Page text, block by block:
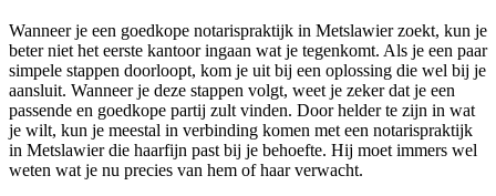
Wanneer je een goedkope notarispraktijk in Metslawier zoekt, kun je
beter niet het eerste kantoor ingaan wat je tegenkomt. Als je een paar
simpele stappen doorloopt, kom je uit bij een oplossing die wel bij je
aansluit. Wanneer je deze stappen volgt, weet je zeker dat je een
passende en goedkope partij zult vinden. Door helder te zijn in wat
je wilt, kun je meestal in verbinding komen met een notarispraktijk
in Metslawier die haarfijn past bij je behoefte. Hij moet immers wel
weten wat je nu precies van hem of haar verwacht.